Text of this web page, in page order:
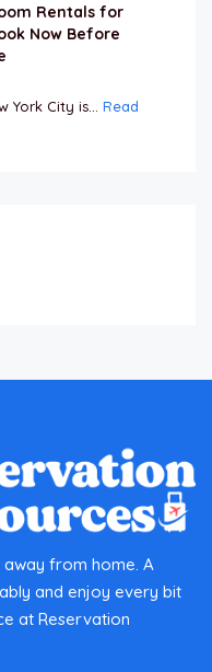
Rentals for
Now Before
York City is... Read
away from home. A
and enjoy every bit
at Reservation